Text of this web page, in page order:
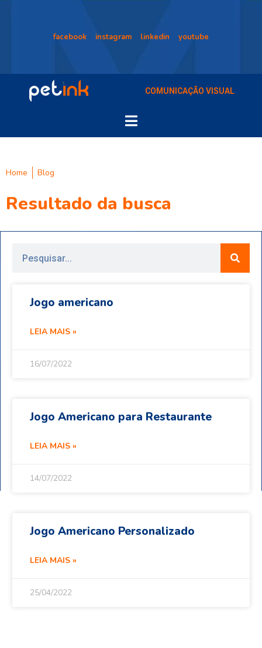
facebook instagram linkedin youtube
COMUNICAÇÃO VISUAL
Home Blog
Resultado da busca
Jogo americano
LEIA MAIS »
16/07/2022
Jogo Americano para Restaurante
LEIA MAIS »
14/07/2022
Jogo Americano Personalizado
LEIA MAIS »
25/04/2022